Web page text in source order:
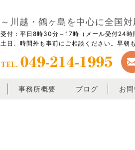
～川越・鶴ヶ島を中心に全国対
受付：平日8時30分～17時（メール受付24時
土日、時間外も事前にご相談ください。早朝
事務所概要 ブログ お